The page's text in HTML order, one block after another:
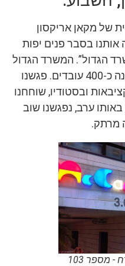
של מקאן אריקסון
בסבר פנים יפות
הגדול”. המשרד הגדול
הוא אכן הגדול במדינה והוא מונה כ-400 עובדים. פגשנו
ובסטודיו, שוחחנו
ערב, נפגשנו שוב
מרתק.
מספר 103